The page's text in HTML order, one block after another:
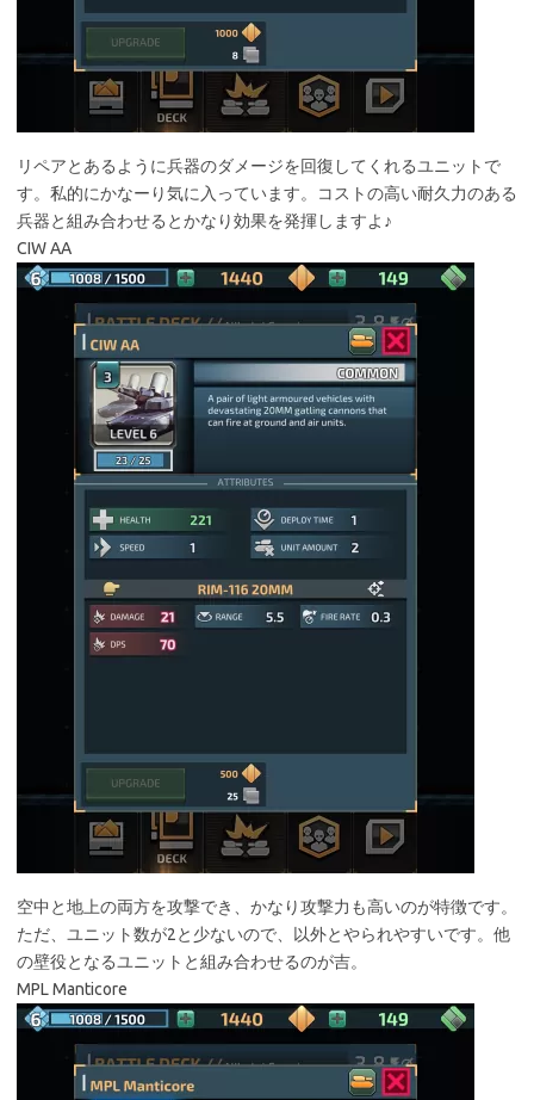
リペアとあるように兵器のダメージを回復してくれるユニットで
す。私的にかなーり気に入っています。コストの高い耐久力のある
兵器と組み合わせるとかなり効果を発揮しますよ♪
CIW AA
空中と地上の両方を攻撃でき、かなり攻撃力も高いのが特徴です。
ただ、ユニット数が2と少ないので、以外とやられやすいです。他
の壁役となるユニットと組み合わせるのが吉。
MPL Manticore